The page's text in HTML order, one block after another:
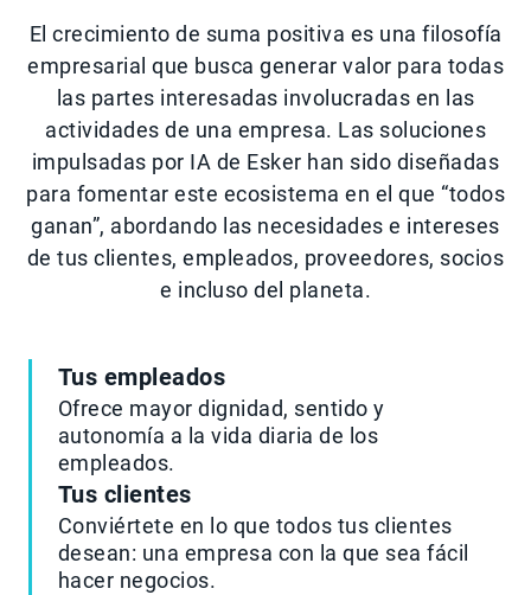
El crecimiento de suma positiva es una filosofía
empresarial que busca generar valor para todas
las partes interesadas involucradas en las
actividades de una empresa. Las soluciones
impulsadas por IA de Esker han sido diseñadas
para fomentar este ecosistema en el que “todos
ganan”, abordando las necesidades e intereses
de tus clientes, empleados, proveedores, socios
e incluso del planeta.
Tus empleados
Ofrece mayor dignidad, sentido y
autonomía a la vida diaria de los
empleados.
Tus clientes
Conviértete en lo que todos tus clientes
desean: una empresa con la que sea fácil
hacer negocios.